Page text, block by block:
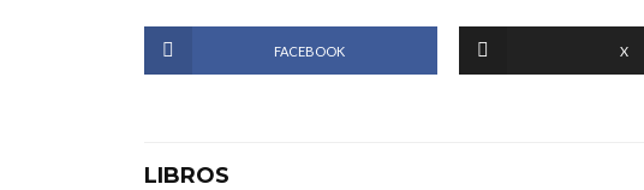
FACEBOOK X
LIBROS